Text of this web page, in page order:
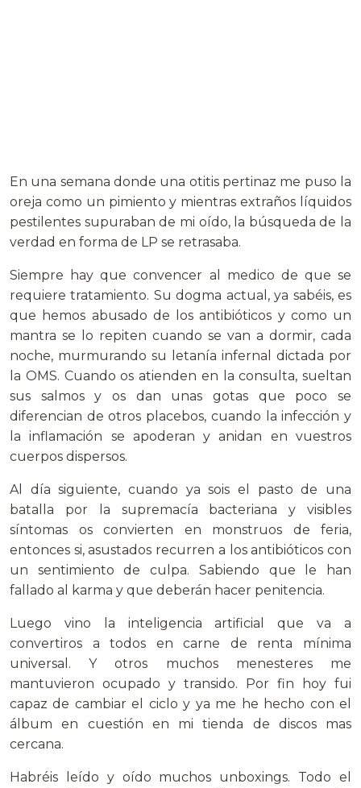
En una semana donde una otitis pertinaz me puso la
oreja como un pimiento y mientras extraños líquidos
pestilentes supuraban de mi oído, la búsqueda de la
verdad en forma de LP se retrasaba.
Siempre hay que convencer al medico de que se
requiere tratamiento. Su dogma actual, ya sabéis, es
que hemos abusado de los antibióticos y como un
mantra se lo repiten cuando se van a dormir, cada
noche, murmurando su letanía infernal dictada por
la OMS. Cuando os atienden en la consulta, sueltan
sus salmos y os dan unas gotas que poco se
diferencian de otros placebos, cuando la infección y
la inflamación se apoderan y anidan en vuestros
cuerpos dispersos.
Al día siguiente, cuando ya sois el pasto de una
batalla por la supremacía bacteriana y visibles
síntomas os convierten en monstruos de feria,
entonces si, asustados recurren a los antibióticos con
un sentimiento de culpa. Sabiendo que le han
fallado al karma y que deberán hacer penitencia.
Luego vino la inteligencia artificial que va a
convertiros a todos en carne de renta mínima
universal. Y otros muchos menesteres me
mantuvieron ocupado y transido. Por fin hoy fui
capaz de cambiar el ciclo y ya me he hecho con el
álbum en cuestión en mi tienda de discos mas
cercana.
Habréis leído y oído muchos unboxings. Todo el